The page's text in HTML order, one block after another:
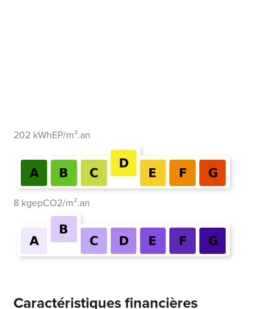
202 kWhEP/m².an
8 kgepCO2/m².an
Caractéristiques financières